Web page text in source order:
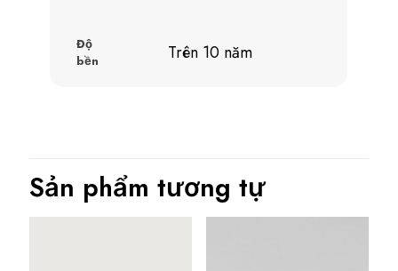
Độ
bền
Trên 10 năm
Sản phẩm tương tự